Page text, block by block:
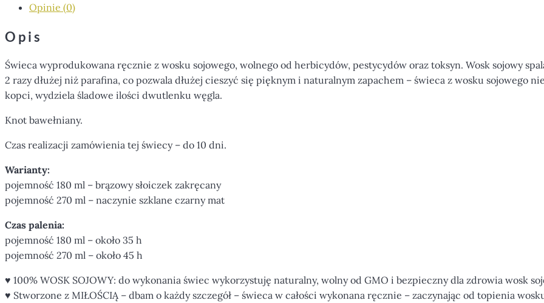
Opinie (0)
Opis
Świeca wyprodukowana ręcznie z wosku sojowego, wolnego od herbicydów, pestycydów oraz toksyn. Wosk sojowy
2 razy dłużej niż parafina, co pozwala dłużej cieszyć się pięknym i naturalnym zapachem – świeca z wosku sojowego nie
kopci, wydziela śladowe ilości dwutlenku węgla.
Knot bawełniany.
Czas realizacji zamówienia tej świecy – do 10 dni.
Warianty:
pojemność 180 ml – brązowy słoiczek zakręcany
pojemność 270 ml – naczynie szklane czarny mat
Czas palenia:
pojemność 180 ml – około 35 h
pojemność 270 ml – około 45 h
♥ 100% WOSK SOJOWY: do wykonania świec wykorzystuję naturalny, wolny od GMO i bezpieczny dla zdrowia wosk
♥ Stworzone z MIŁOŚCIĄ – dbam o każdy szczegół – świeca w całości wykonana ręcznie – zaczynając od topienia